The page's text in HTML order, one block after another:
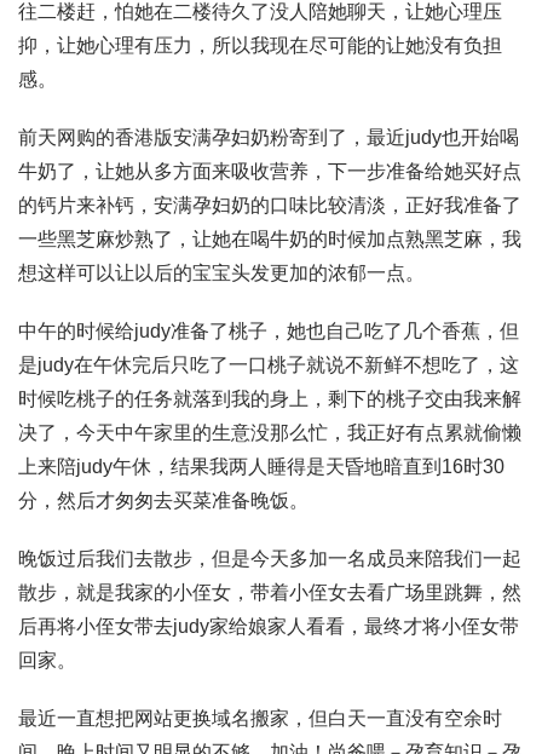
往二楼赶，怕她在二楼待久了没人陪她聊天，让她心理压
抑，让她心理有压力，所以我现在尽可能的让她没有负担
感。
前天网购的香港版安满孕妇奶粉寄到了，最近judy也开始喝
牛奶了，让她从多方面来吸收营养，下一步准备给她买好点
的钙片来补钙，安满孕妇奶的口味比较清淡，正好我准备了
一些黑芝麻炒熟了，让她在喝牛奶的时候加点熟黑芝麻，我
想这样可以让以后的宝宝头发更加的浓郁一点。
中午的时候给judy准备了桃子，她也自己吃了几个香蕉，但
是judy在午休完后只吃了一口桃子就说不新鲜不想吃了，这
时候吃桃子的任务就落到我的身上，剩下的桃子交由我来解
决了，今天中午家里的生意没那么忙，我正好有点累就偷懒
上来陪judy午休，结果我两人睡得是天昏地暗直到16时30
分，然后才匆匆去买菜准备晚饭。
晚饭过后我们去散步，但是今天多加一名成员来陪我们一起
散步，就是我家的小侄女，带着小侄女去看广场里跳舞，然
后再将小侄女带去judy家给娘家人看看，最终才将小侄女带
回家。
最近一直想把网站更换域名搬家，但白天一直没有空余时